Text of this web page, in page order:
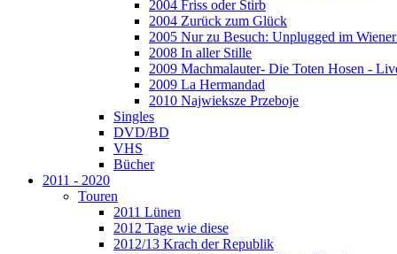
2004 Friss oder Stirb
2004 Zurück zum Glück
2005 Nur zu Besuch: Unplugged im
2008 In aller Stille
2009 Machmalauter- Die Toten Hosen -
2009 La Hermandad
2010 Najwieksze Przeboje
Singles
DVD/BD
VHS
Bücher
2011 - 2020
Touren
2011 Lünen
2012 Tage wie diese
2012/13 Krach der Republik